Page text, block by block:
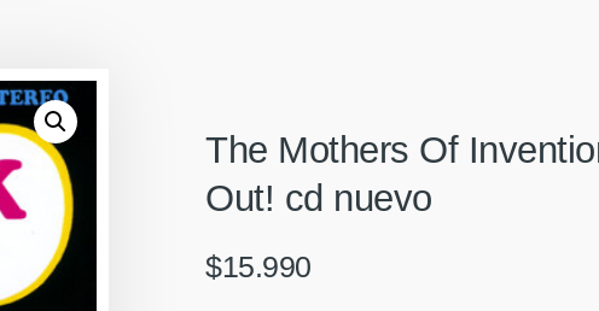
The Mothers Of
Out! cd nuevo
$15.990